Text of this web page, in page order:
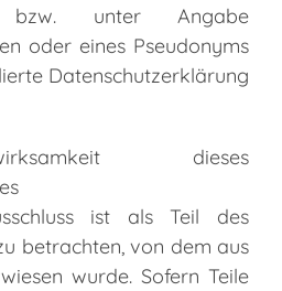
unter Angabe
oder eines Pseudonyms
Datenschutzerklärung
dieses
ist als Teil des
betrachten, von dem aus
wurde. Sofern Teile